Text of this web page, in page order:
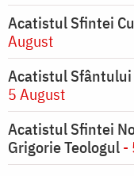
Acatistul Sfintei
August
Acatistul Sfântului
5 August
Acatistul Sfintei
Grigorie Teologul-